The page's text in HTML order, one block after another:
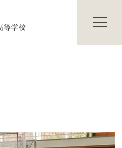
保護者の方へ
卒業生の方へ